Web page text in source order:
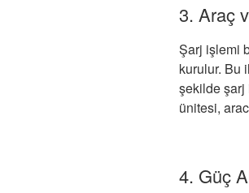
3. Araç
Şarj işlemi
kurulur. Bu
şekilde şarj
ünitesi,
4. Güç